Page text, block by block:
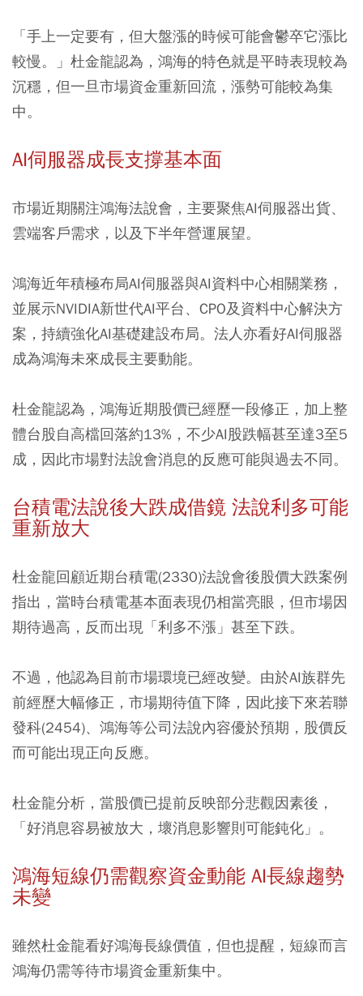
「手上一定要有，但大盤漲的時候可能會鬱卒它漲比
較慢。」杜金龍認為，鴻海的特色就是平時表現較為
沉穩，但一旦市場資金重新回流，漲勢可能較為集
中。
AI伺服器成長支撐基本面
市場近期關注鴻海法說會，主要聚焦AI伺服器出貨、
雲端客戶需求，以及下半年營運展望。
鴻海近年積極布局AI伺服器與AI資料中心相關業務，
並展示NVIDIA新世代AI平台、CPO及資料中心解決方
案，持續強化AI基礎建設布局。法人亦看好AI伺服器
成為鴻海未來成長主要動能。
杜金龍認為，鴻海近期股價已經歷一段修正，加上整
體台股自高檔回落約13%，不少AI股跌幅甚至達3至5
成，因此市場對法說會消息的反應可能與過去不同。
台積電法說後大跌成借鏡 法說利多可能
重新放大
杜金龍回顧近期台積電(2330)法說會後股價大跌案例
指出，當時台積電基本面表現仍相當亮眼，但市場因
期待過高，反而出現「利多不漲」甚至下跌。
不過，他認為目前市場環境已經改變。由於AI族群先
前經歷大幅修正，市場期待值下降，因此接下來若聯
發科(2454)、鴻海等公司法說內容優於預期，股價反
而可能出現正向反應。
杜金龍分析，當股價已提前反映部分悲觀因素後，
「好消息容易被放大，壞消息影響則可能鈍化」。
鴻海短線仍需觀察資金動能 AI長線趨勢
未變
雖然杜金龍看好鴻海長線價值，但也提醒，短線而言
鴻海仍需等待市場資金重新集中。